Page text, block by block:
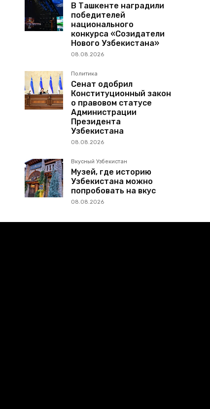
В Ташкенте наградили
победителей
национального
конкурса «Созидатели
Нового Узбекистана»
08.08.2026
Политика
Сенат одобрил
Конституционный закон
о правовом статусе
Администрации
Президента
Узбекистана
08.08.2026
Вкусный Узбекистан
Музей, где историю
Узбекистана можно
попробовать на вкус
08.08.2026